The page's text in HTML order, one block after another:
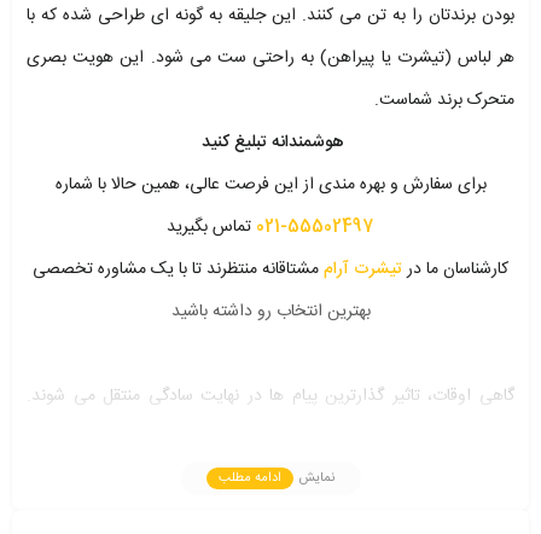
بودن برندتان را به تن می کنند. این جلیقه به گونه ای طراحی شده که با
هر لباس (تیشرت یا پیراهن) به راحتی ست می شود. این هویت بصری
متحرک برند شماست.
هوشمندانه تبلیغ کنید
برای سفارش و بهره مندی از این فرصت عالی، همین حالا با شماره
55502497-021
تماس بگیرید
کارشناسان ما درتیشرت آراممشتاقانه منتظرند تا با یک مشاوره تخصصی
بهترین انتخاب رو داشته باشید
گاهی اوقات، تاثیر گذارترین پیام ها در نهایت سادگی منتقل می شوند.
کیفیت را با قیمتی بهینه ارائه می دهد. این جلیقه، بوم نقاشی ایده آلی
نمایش ادامه مطلب